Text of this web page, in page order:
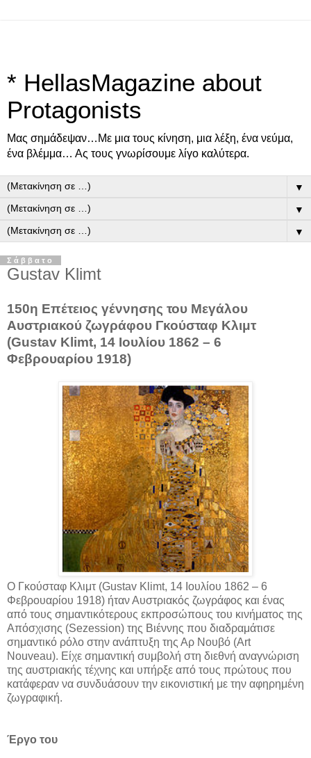
* HellasMagazine about
Protagonists
Μας σημάδεψαν…Με μια τους κίνηση, μια λέξη, ένα νεύμα,
ένα βλέμμα… Ας τους γνωρίσουμε λίγο καλύτερα.
▼
▼
▼
Σάββατο
Gustav Klimt
150η Επέτειος γέννησης του Μεγάλου
Αυστριακού ζωγράφου Γκούσταφ Κλιμτ
(Gustav Klimt, 14 Ιουλίου 1862 – 6
Φεβρουαρίου 1918)
Ο Γκούσταφ Κλιμτ (Gustav Klimt, 14 Ιουλίου 1862 – 6
Φεβρουαρίου 1918) ήταν Αυστριακός ζωγράφος και ένας
από τους σημαντικότερους εκπροσώπους του κινήματος της
Απόσχισης (Sezession) της Βιέννης που διαδραμάτισε
σημαντικό ρόλο στην ανάπτυξη της Αρ Νουβό (Art
Nouveau). Είχε σημαντική συμβολή στη διεθνή αναγνώριση
της αυστριακής τέχνης και υπήρξε από τους πρώτους που
κατάφεραν να συνδυάσουν την εικονιστική με την αφηρημένη
ζωγραφική.
Έργο του